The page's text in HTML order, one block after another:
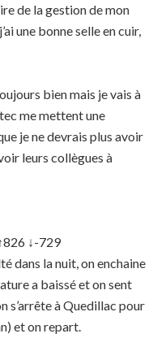
de la gestion de mon
une bonne selle en cuir,
bien mais je vais à
me mettent une
je ne devrais plus avoir
leurs collègues à
↓-729
dans la nuit, on enchaine
a baissé et on sent
s’arrête à Quedillac pour
et on repart.